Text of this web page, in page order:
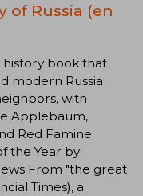
of Russia (en
history book that
modern Russia
with
Applebaum,
Red Famine
the Year by
From "the great
Times), a